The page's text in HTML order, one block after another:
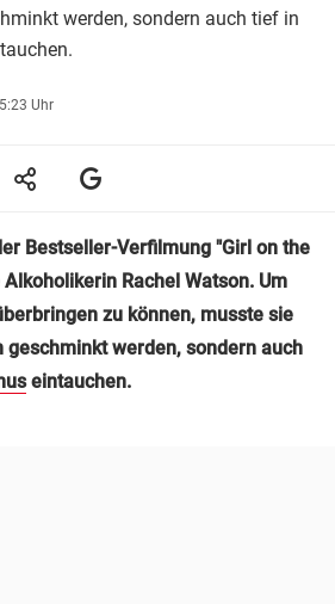
werden, sondern auch tief in
Uhr
Bestseller-Verfilmung "Girl on the
Rachel Watson. Um
zu können, musste sie
geschminkt werden, sondern auch
eintauchen.